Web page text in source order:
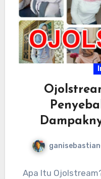
ganisebastian
Apa Itu